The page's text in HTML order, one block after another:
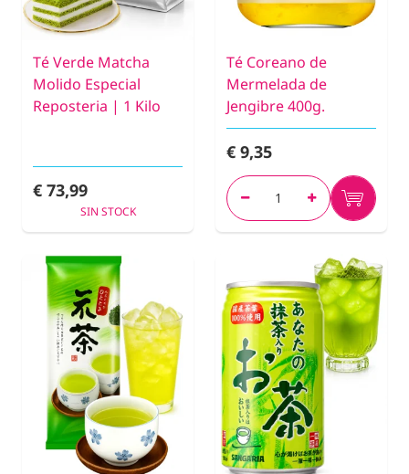
Té Verde Matcha
Molido Especial
Reposteria | 1 Kilo
€ 73,99
SIN STOCK
Té Coreano de
Mermelada de
Jengibre 400g.
€ 9,35